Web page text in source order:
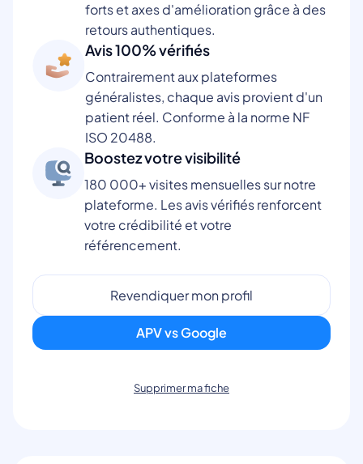
forts et axes d'amélioration grâce à des
retours authentiques.
Avis 100% vérifiés
Contrairement aux plateformes
généralistes, chaque avis provient d'un
patient réel. Conforme à la norme NF
ISO 20488.
Boostez votre visibilité
180 000+ visites mensuelles sur notre
plateforme. Les avis vérifiés renforcent
votre crédibilité et votre
référencement.
Revendiquer mon profil
APV vs Google
Supprimer ma fiche